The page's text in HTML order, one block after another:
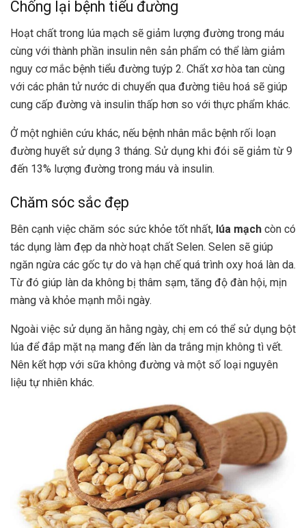
Chống lại bệnh tiểu đường
Hoạt chất trong lúa mạch sẽ giảm lượng đường trong máu
cùng với thành phần insulin nên sản phẩm có thể làm giảm
nguy cơ mắc bệnh tiểu đường tuýp 2. Chất xơ hòa tan cùng
với các phân tử nước di chuyển qua đường tiêu hoá sẽ giúp
cung cấp đường và insulin thấp hơn so với thực phẩm khác.
Ở một nghiên cứu khác, nếu bệnh nhân mắc bệnh rối loạn
đường huyết sử dụng 3 tháng. Sử dụng khi đói sẽ giảm từ 9
đến 13% lượng đường trong máu và insulin.
Chăm sóc sắc đẹp
Bên cạnh việc chăm sóc sức khỏe tốt nhất, lúa mạch còn có
tác dụng làm đẹp da nhờ hoạt chất Selen. Selen sẽ giúp
ngăn ngừa các gốc tự do và hạn chế quá trình oxy hoá làn da.
Từ đó giúp làn da không bị thâm sạm, tăng độ đàn hội, mịn
màng và khỏe mạnh mỗi ngày.
Ngoài việc sử dụng ăn hằng ngày, chị em có thể sử dụng bột
lúa để đắp mặt nạ mang đến làn da trắng mịn không tì vết.
Nên kết hợp với sữa không đường và một số loại nguyên
liệu tự nhiên khác.